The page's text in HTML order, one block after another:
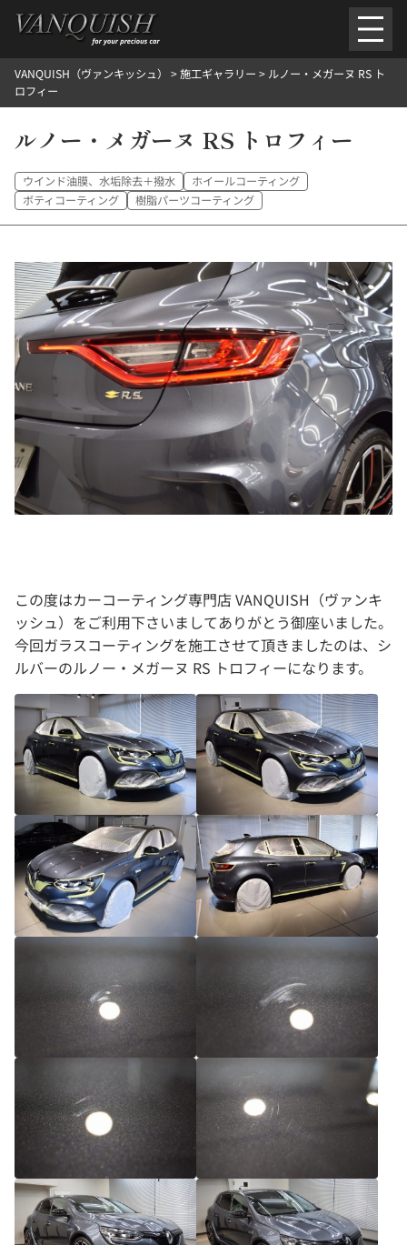
を
ごあいさつ 会社案内施工環境紹介所在地
ご提供メニュー
外装のガラスコーティング施工料金ホイールコーティング施工料金
ヘッドライトクリーニング施工料金ルームクリーニング＆コーティング施工料金
樹脂・メッシュパーツコーティング施工料金
ウインド水染み除去 ＆ 撥水施工料金塩害 防錆対策デントリペア
プロテクションフィルム こだわり洗車
施工ギャラリー
お客さまの声お問い合わせ 施工のご予約
VANQUISH（ヴァンキッシュ） >施工ギャラリー > ルノー・メガーヌ RS ト
ロフィー
ルノー・メガーヌ RS トロフィー
ウインド油膜、水垢除去＋撥水
ホイールコーティング
ボティコーティング
樹脂パーツコーティング
この度はカーコーティング専門店 VANQUISH（ヴァンキ
ッシュ）をご利用下さいましてありがとう御座いました。
今回ガラスコーティングを施工させて頂きましたのは、シ
ルバーのルノー・メガーヌ RS トロフィーになります。